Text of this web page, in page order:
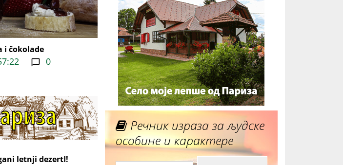
i čokolade
0
letnji dezertI!
Речник израза за људске
особине и карактере